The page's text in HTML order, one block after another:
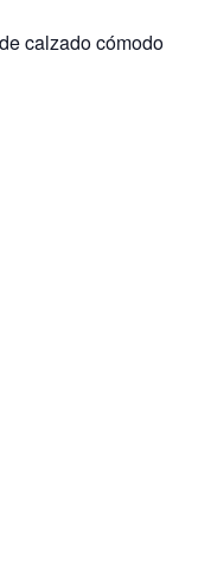
calzado cómodo